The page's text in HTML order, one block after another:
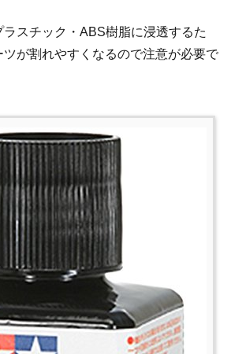
スチック・ABS樹脂に浸透するた
が割れやすくなるので注意が必要で